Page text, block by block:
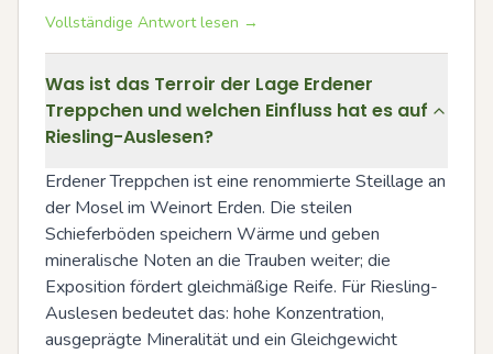
Vollständige Antwort lesen →
Was ist das Terroir der Lage Erdener
Treppchen und welchen Einfluss hat es auf
Riesling-Auslesen?
Erdener Treppchen ist eine renommierte Steillage an
der Mosel im Weinort Erden. Die steilen
Schieferböden speichern Wärme und geben
mineralische Noten an die Trauben weiter; die
Exposition fördert gleichmäßige Reife. Für Riesling-
Auslesen bedeutet das: hohe Konzentration,
ausgeprägte Mineralität und ein Gleichgewicht